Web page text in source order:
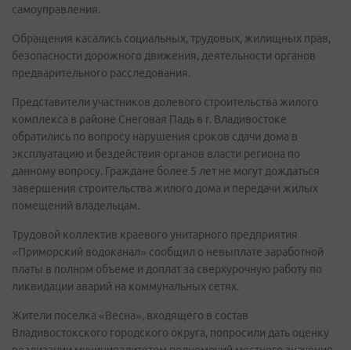
самоуправления.
Обращения касались социальных, трудовых, жилищных прав,
безопасности дорожного движения, деятельности органов
предварительного расследования.
Представители участников долевого строительства жилого
комплекса в районе Снеговая Падь в г. Владивостоке
обратились по вопросу нарушения сроков сдачи дома в
эксплуатацию и бездействия органов власти региона по
данному вопросу. Граждане более 5 лет не могут дождаться
завершения строительства жилого дома и передачи жилых
помещений владельцам.
Трудовой коллектив краевого унитарного предприятия
«Приморский водоканал» сообщил о невыплате заработной
платы в полном объеме и доплат за сверхурочную работу по
ликвидации аварий на коммунальных сетях.
Жители поселка «Весна», входящего в состав
Владивостокского городского округа, попросили дать оценку